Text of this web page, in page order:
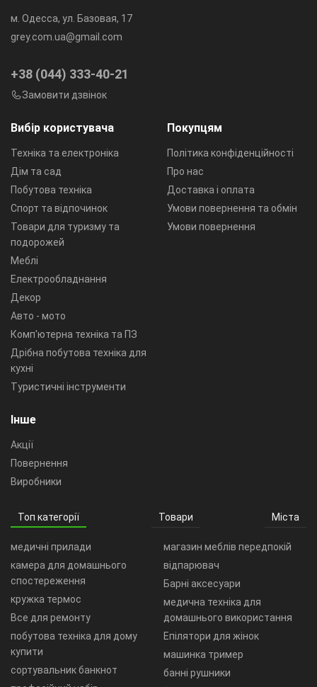
Вибір користувача
Техніка та електроніка
Дім та сад
Побутова техніка
Спорт та відпочинок
Товари для туризму та
подорожей
Меблі
Електрообладнання
Декор
Авто - мото
Комп'ютерна техніка та ПЗ
Дрібна побутова техніка для
кухні
Туристичні інструменти
Покупцям
Політика конфіденційності
Про нас
Доставка і оплата
Умови повернення та обмін
Умови повернення
Інше
Акції
Повернення
Виробники
м. Одесса, ул. Базовая, 17
grey.com.ua@gmail.com
+38 (044) 333-40-21
Замовити дзвінок
Топ категорії Товари Міста
медичні прилади
камера для домашнього
спостереження
кружка термос
Все для ремонту
побутова техніка для дому
купити
сортувальник банкнот
магазин меблів передпокій
відпарювач
Барні аксесуари
медична техніка для
домашнього використання
Епілятори для жінок
машинка тример
банні рушники